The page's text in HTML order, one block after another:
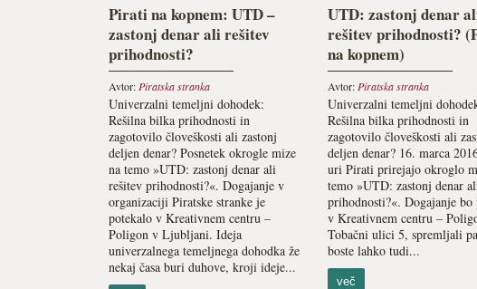
Pirati na kopnem: UTD –
zastonj denar ali rešitev
prihodnosti?
Avtor: Piratska stranka
Univerzalni temeljni dohodek:
Rešilna bilka prihodnosti in
zagotovilo človeškosti ali zastonj
deljen denar? Posnetek okrogle mize
na temo »UTD: zastonj denar ali
rešitev prihodnosti?«. Dogajanje v
organizaciji Piratske stranke je
potekalo v Kreativnem centru –
Poligon v Ljubljani. Ideja
univerzalnega temeljnega dohodka že
nekaj časa buri duhove, kroji ideje...
UTD: zastonj denar
rešitev prihodnosti?
na kopnem)
Avtor: Piratska stranka
Univerzalni temeljni
Rešilna bilka prihodnosti in
zagotovilo človeškosti ali
deljen denar? 16. marca
uri Pirati prirejajo okroglo
temo »UTD: zastonj denar
prihodnosti?«. Dogajanje bo
v Kreativnem centru –
Tobačni ulici 5, spremljali
boste lahko tudi...
več